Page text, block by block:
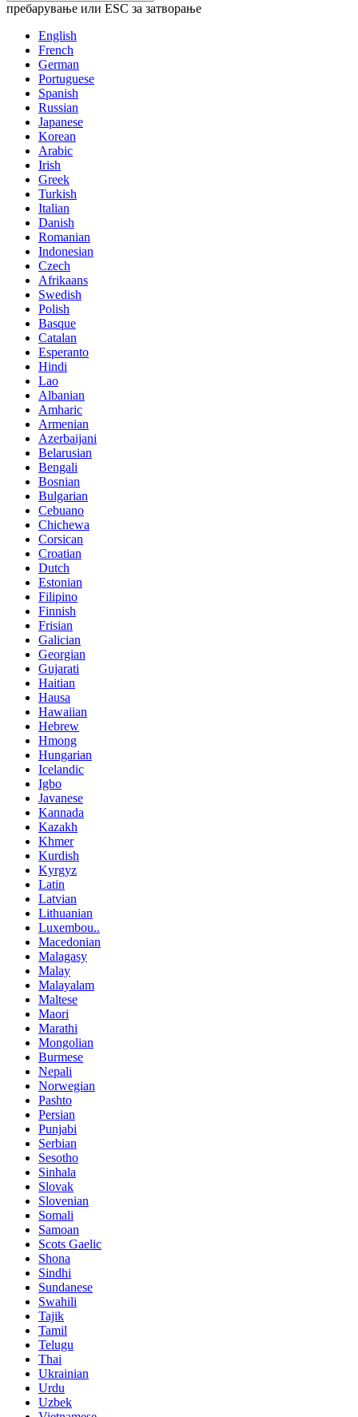
пребарување или ESC за затворање
English
French
German
Portuguese
Spanish
Russian
Japanese
Korean
Arabic
Irish
Greek
Turkish
Italian
Danish
Romanian
Indonesian
Czech
Afrikaans
Swedish
Polish
Basque
Catalan
Esperanto
Hindi
Lao
Albanian
Amharic
Armenian
Azerbaijani
Belarusian
Bengali
Bosnian
Bulgarian
Cebuano
Chichewa
Corsican
Croatian
Dutch
Estonian
Filipino
Finnish
Frisian
Galician
Georgian
Gujarati
Haitian
Hausa
Hawaiian
Hebrew
Hmong
Hungarian
Icelandic
Igbo
Javanese
Kannada
Kazakh
Khmer
Kurdish
Kyrgyz
Latin
Latvian
Lithuanian
Luxembou..
Macedonian
Malagasy
Malay
Malayalam
Maltese
Maori
Marathi
Mongolian
Burmese
Nepali
Norwegian
Pashto
Persian
Punjabi
Serbian
Sesotho
Sinhala
Slovak
Slovenian
Somali
Samoan
Scots Gaelic
Shona
Sindhi
Sundanese
Swahili
Tajik
Tamil
Telugu
Thai
Ukrainian
Urdu
Uzbek